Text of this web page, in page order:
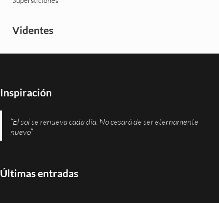
Videntes
Inspiración
“El sol se renueva cada día. No cesará de ser eternamente
nuevo”
Últimas entradas